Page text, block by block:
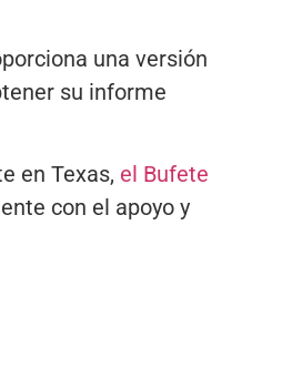
una versión
su informe
en Texas, el Bufete
con el apoyo y